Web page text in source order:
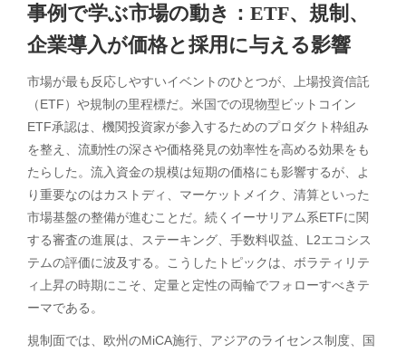
事例で学ぶ市場の動き：ETF、規制、
企業導入が価格と採用に与える影響
市場が最も反応しやすいイベントのひとつが、上場投資信託
（ETF）や規制の里程標だ。米国での現物型ビットコイン
ETF承認は、機関投資家が参入するためのプロダクト枠組み
を整え、流動性の深さや価格発見の効率性を高める効果をも
たらした。流入資金の規模は短期の価格にも影響するが、よ
り重要なのはカストディ、マーケットメイク、清算といった
市場基盤の整備が進むことだ。続くイーサリアム系ETFに関
する審査の進展は、ステーキング、手数料収益、L2エコシス
テムの評価に波及する。こうしたトピックは、ボラティリテ
ィ上昇の時期にこそ、定量と定性の両輪でフォローすべきテ
ーマである。
規制面では、欧州のMiCA施行、アジアのライセンス制度、国